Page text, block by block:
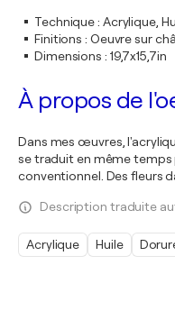
Technique: Acrylique,
Finitions : Oeuvre sur
Dimensions : 19,7x15,7in
À propos de
Dans mes œuvres,
se traduit en même
conventionnel. Des fleurs
Description traduite
Acrylique Huile